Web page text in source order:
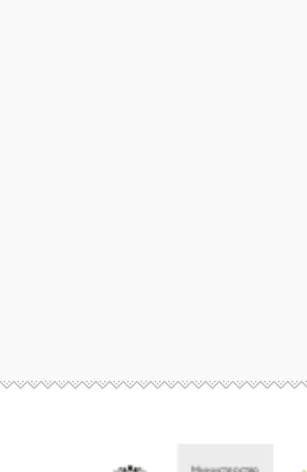
Министерство